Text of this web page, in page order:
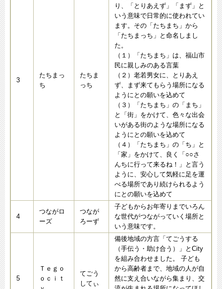
3
たちまっ
ち
たちま
っち
り、「とりあえず」「まず」と
いう意味で日常的に使われてい
ます。その「たちまち」から
「たちまっち」と命名しまし
た。
（１）「たちまち」は、福山市
民に親しみのある言葉
（２）老若男女に、とりあえ
ず、まず来てもらう場所になる
ようにとの願いを込めて
（３）「たちまち」の「まち」
と「街」をかけて、色々な出会
いがある街のような場所になる
ようにとの願いを込めて
（４）「たちまち」の「ち」と
「家」をかけて、良く「○○さ
んちに行って来るね！」と言う
ように、安心して気軽に足を運
べる場所であり続けられるよう
にとの願いを込めて
4
つながロ
ーズ
つなが
ろーず
子どもからお年寄りまでいろん
な世代がつながっていく場所と
いう意味です。
5
Ｔｅｇｏ
ｏｃｉｔ
てごう
してぃ
備後地域の方言「てごうする
（手伝う・助け合う）」とCity
を組み合わせました。 子ども
から高齢者まで、地域の人が自
然に支え合いながら集まり、交